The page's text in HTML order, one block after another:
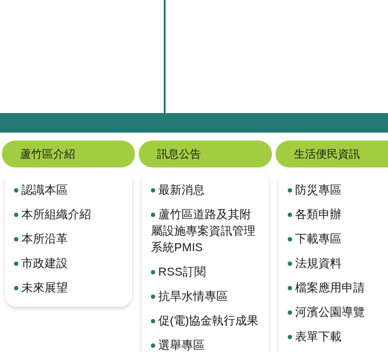
蘆竹區介紹
認識本區
本所組織介紹
本所沿革
市政建設
未來展望
訊息公告
最新消息
蘆竹區道路及其附
屬設施專案資訊管理
系統PMIS
RSS訂閱
抗旱水情專區
促(電)協金執行成果
選舉專區
生活便民資訊
防災專區
各類申辦
下載專區
法規資料
檔案應用申請
河濱公園導覽
表單下載